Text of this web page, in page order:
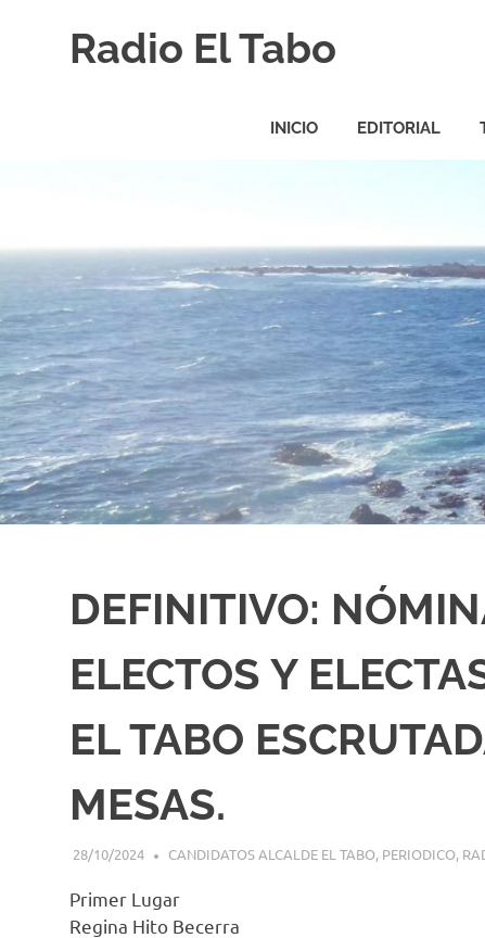
contenidoRadio El Tabo
INICIO EDITORIAL
DEFINITIVO:
ELECTOS Y
EL TABO
MESAS.
28/10/2024 EDITOR-RET
CANDIDATOS ALCALDE EL TABO, PERIODICO,
Primer Lugar
Regina Hito Becerra